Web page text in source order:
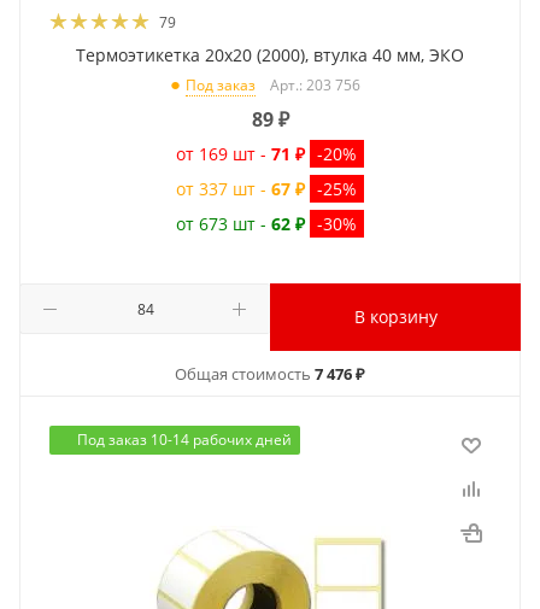
79
Термоэтикетка 20x20 (2000), втулка 40 мм, ЭКО
Под заказ Арт.: 203 756
89₽
от 169 шт - 71 ₽ -20%
от 337 шт - 67 ₽ -25%
от 673 шт - 62 ₽ -30%
В корзину
Общая стоимость 7 476 ₽
Под заказ 10-14 рабочих дней